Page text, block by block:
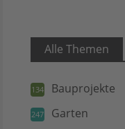
Alle Themen
134 Bauprojekte
247 Garten